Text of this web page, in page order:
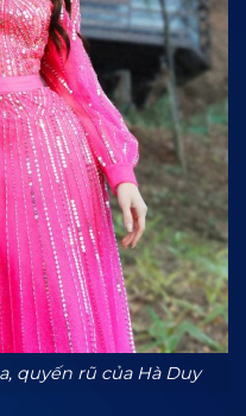
quyến rũ của Hà Duy